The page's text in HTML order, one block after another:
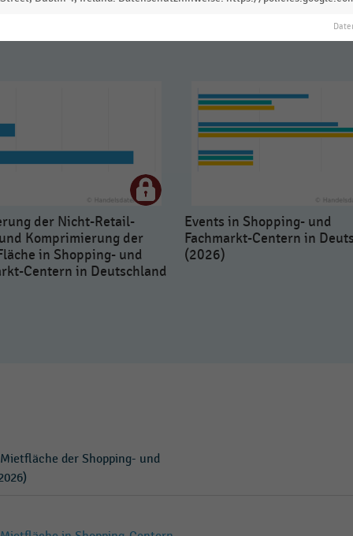
der Nicht-Retail-
Komprimierung der
in Shopping- und
Centern in Deutschland
Events in Shopping- und
Fachmarkt-Centern in
(2026)
der Shopping- und